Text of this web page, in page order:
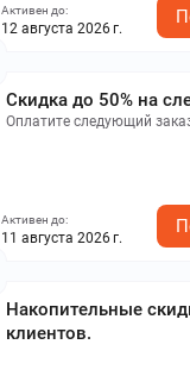
Активен до:
12 августа 2026 г.
Скидка до 50% на
Оплатите следующий
Активен до:
11 августа 2026 г.
Накопительные
клиентов.